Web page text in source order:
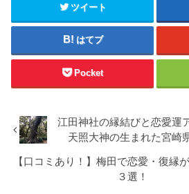
ツイート
はてブ
Pocket
江田神社の縁結びと恋愛運
天照大神の生まれた宮
【口コミあり！】梅田で恋愛・復縁
３選！